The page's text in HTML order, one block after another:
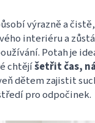
výrazně a
interiéru a
Potah je
chtějíšetřit čas,
dětem zajistit
pro odpočinek.